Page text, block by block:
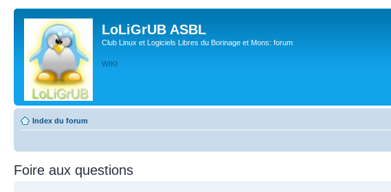
LoLiGrUB ASBL
Club Linux et Logiciels Libres du Borinage et Mons: forum
WIKI
Index du forum
Foire aux questions